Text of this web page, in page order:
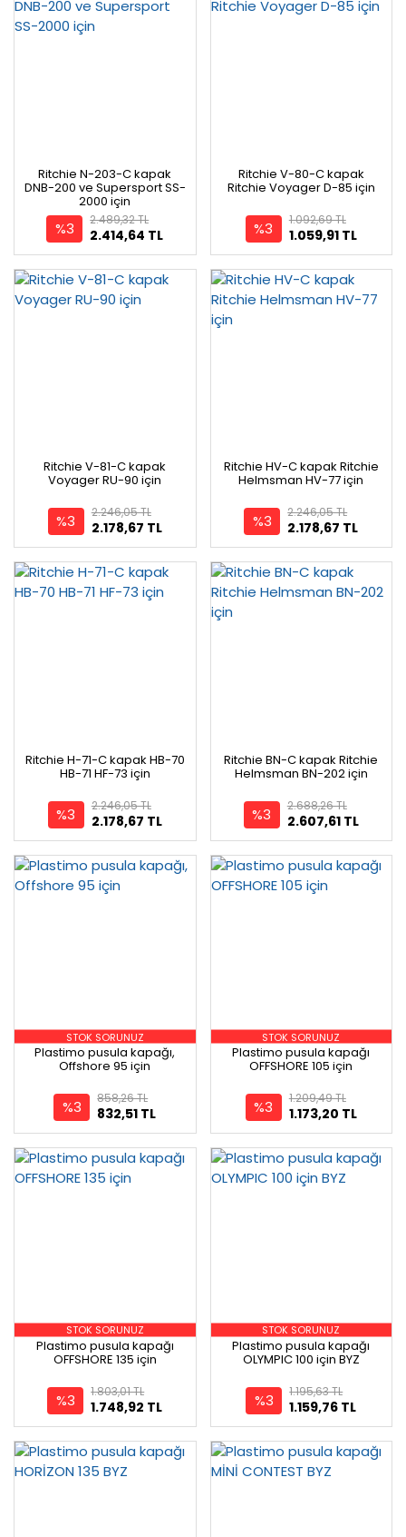
Ritchie N-203-C kapak
DNB-200 ve Supersport SS-
2000 için
%3 2.414,64 TL
2.489,32 TL
Ritchie V-80-C kapak
Ritchie Voyager D-85 için
%3 1.059,91 TL
1.092,69 TL
Ritchie V-81-C kapak
Voyager RU-90 için
%3 2.178,67 TL
2.246,05 TL
Ritchie HV-C kapak Ritchie
Helmsman HV-77 için
%3 2.178,67 TL
2.246,05 TL
Ritchie H-71-C kapak HB-70
HB-71 HF-73 için
%3 2.178,67 TL
2.246,05 TL
Ritchie BN-C kapak Ritchie
Helmsman BN-202 için
%3 2.607,61 TL
2.688,26 TL
STOK SORUNUZ
Plastimo pusula kapağı,
Offshore 95 için
%3 832,51 TL
858,26 TL
STOK SORUNUZ
Plastimo pusula kapağı
OFFSHORE 105 için
%3 1.173,20 TL
1.209,49 TL
STOK SORUNUZ
Plastimo pusula kapağı
OFFSHORE 135 için
%3 1.748,92 TL
1.803,01 TL
STOK SORUNUZ
Plastimo pusula kapağı
OLYMPIC 100 için BYZ
%3 1.159,76 TL
1.195,63 TL